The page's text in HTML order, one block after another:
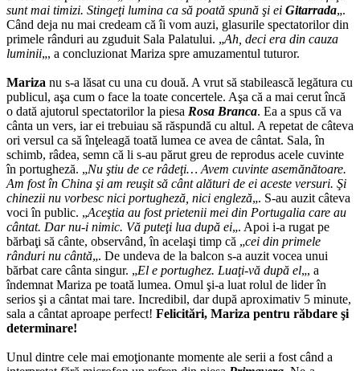
sunt mai timizi. Stingeţi lumina ca să poată spună şi ei Gitarrada„.
Când deja nu mai credeam că îi vom auzi, glasurile spectatorilor din
primele rânduri au zguduit Sala Palatului. „Ah, deci era din cauza
luminii„, a concluzionat Mariza spre amuzamentul tuturor.
Mariza nu s-a lăsat cu una cu două. A vrut să stabilească legătura cu
publicul, aşa cum o face la toate concertele. Aşa că a mai cerut încă
o dată ajutorul spectatorilor la piesa Rosa Branca. Ea a spus că va
cânta un vers, iar ei trebuiau să răspundă cu altul. A repetat de câteva
ori versul ca să înţeleagă toată lumea ce avea de cântat. Sala, în
schimb, râdea, semn că li s-au părut greu de reprodus acele cuvinte
în portugheză. „Nu ştiu de ce râdeţi… Avem cuvinte asemănătoare.
Am fost în China şi am reuşit să cânt alături de ei aceste versuri. Şi
chinezii nu vorbesc nici portugheză, nici engleză„. S-au auzit câteva
voci în public. „Aceştia au fost prietenii mei din Portugalia care au
cântat. Dar nu-i nimic. Vă puteţi lua după ei„. Apoi i-a rugat pe
bărbaţi să cânte, observând, în acelaşi timp că „cei din primele
rânduri nu cântă„. De undeva de la balcon s-a auzit vocea unui
bărbat care cânta singur. „El e portughez. Luaţi-vă după el„, a
îndemnat Mariza pe toată lumea. Omul şi-a luat rolul de lider în
serios şi a cântat mai tare. Incredibil, dar după aproximativ 5 minute,
sala a cântat aproape perfect! Felicitări, Mariza pentru răbdare şi
determinare!
Unul dintre cele mai emoţionante momente ale serii a fost când a